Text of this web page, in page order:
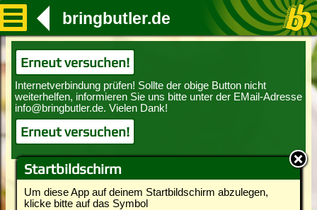
Startbildschirm
Um diese App auf deinem Startbildschirm abzulegen,
klicke bitte auf das Symbol
bringbutler.de
Erneut versuchen!
Erneut versuchen!